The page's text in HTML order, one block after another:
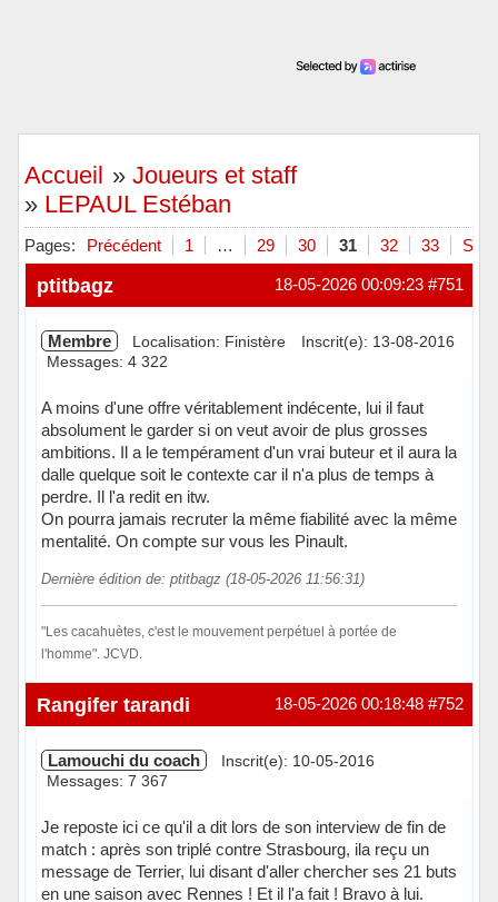
Accueil »Joueurs et staff
» LEPAUL Estéban
Pages: Précédent 1 … 29 30 31 32 33
#751
18-05-2026 00:09:23
ptitbagz
Membre Localisation: Finistère
Inscrit(e): 13-08-2016
Messages: 4 322
A moins d'une offre véritablement indécente, lui il faut
absolument le garder si on veut avoir de plus grosses
ambitions. Il a le tempérament d'un vrai buteur et il aura la
dalle quelque soit le contexte car il n'a plus de temps à
perdre. Il l'a redit en itw.
On pourra jamais recruter la même fiabilité avec la même
mentalité. On compte sur vous les Pinault.
Dernière édition de: ptitbagz (18-05-2026 11:56:31)
"Les cacahuètes, c'est le mouvement perpétuel à portée de
l'homme". JCVD.
Hors ligne #752
18-05-2026 00:18:48
Rangifer tarandi
Lamouchi du coach
Inscrit(e): 10-05-2016
Messages: 7 367
Je reposte ici ce qu'il a dit lors de son interview de fin de
match : après son triplé contre Strasbourg, ila reçu un
message de Terrier, lui disant d'aller chercher ses 21 buts
en une saison avec Rennes ! Et il l'a fait ! Bravo à lui.